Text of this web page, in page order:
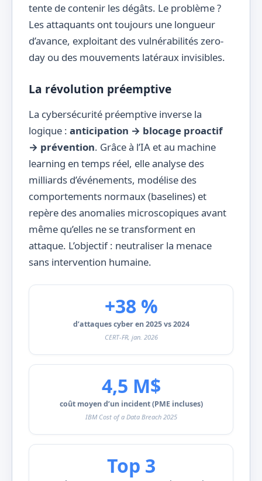
tente de contenir les dégâts. Le problème ?
Les attaquants ont toujours une longueur
d’avance, exploitant des vulnérabilités zero-
day ou des mouvements latéraux invisibles.
La révolution préemptive
La cybersécurité préemptive inverse la
logique : anticipation → blocage proactif
→ prévention. Grâce à l’IA et au machine
learning en temps réel, elle analyse des
milliards d’événements, modélise des
comportements normaux (baselines) et
repère des anomalies microscopiques avant
même qu’elles ne se transforment en
attaque. L’objectif : neutraliser la menace
sans intervention humaine.
+38 %
d’attaques cyber en 2025 vs 2024
CERT-FR, jan. 2026
4,5 M$
coût moyen d’un incident (PME incluses)
IBM Cost of a Data Breach 2025
Top 3